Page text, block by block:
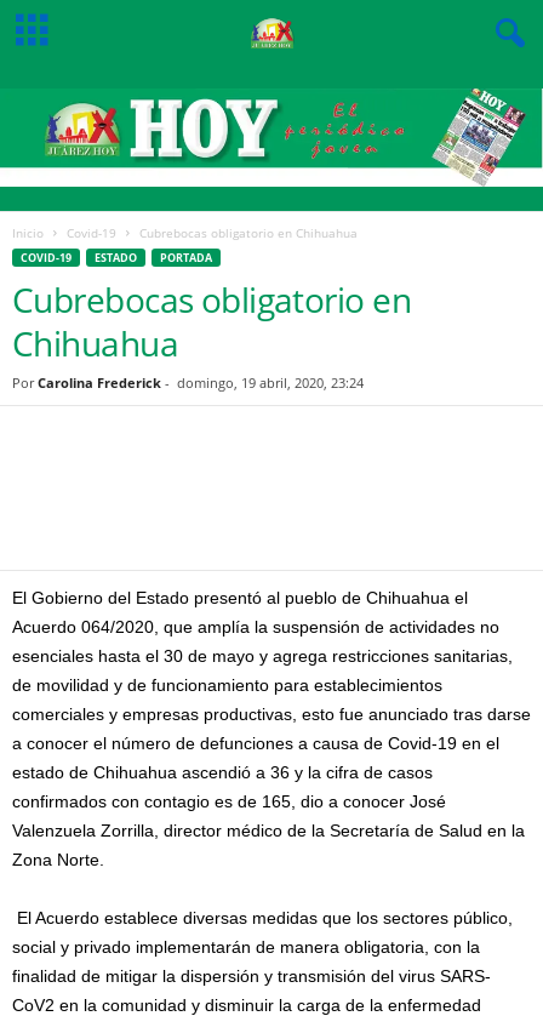
Inicio Covid-19 Cubrebocas obligatorio en Chihuahua
COVID-19 ESTADO PORTADA
Cubrebocas obligatorio en
Chihuahua
Por Carolina Frederick - domingo, 19 abril, 2020, 23:24
El Gobierno del Estado presentó al pueblo de Chihuahua el
Acuerdo 064/2020, que amplía la suspensión de actividades no
esenciales hasta el 30 de mayo y agrega restricciones sanitarias,
de movilidad y de funcionamiento para establecimientos
comerciales y empresas productivas, esto fue anunciado tras darse
a conocer el número de defunciones a causa de Covid-19 en el
estado de Chihuahua ascendió a 36 y la cifra de casos
confirmados con contagio es de 165, dio a conocer José
Valenzuela Zorrilla, director médico de la Secretaría de Salud en la
Zona Norte.
El Acuerdo establece diversas medidas que los sectores público,
social y privado implementarán de manera obligatoria, con la
finalidad de mitigar la dispersión y transmisión del virus SARS-
CoV2 en la comunidad y disminuir la carga de la enfermedad